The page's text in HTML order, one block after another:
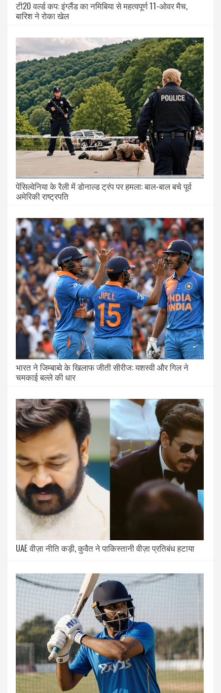
टी20 वर्ल्ड कप: इंग्लैंड का नमिबिया से महत्वपूर्ण 11-ओवर मैच,
बारिश ने रोका खेल
पेंसिल्वेनिया के रैली में डोनाल्ड ट्रंप पर हमला: बाल-बाल बचे पूर्व
अमेरिकी राष्ट्रपति
भारत ने जिम्बाब्वे के खिलाफ जीती सीरीज: यशस्वी और गिल ने
चमकाई बल्ले की धार
UAE वीज़ा नीति कड़ी, कुवैत ने पाकिस्तानी वीज़ा प्रतिबंध हटाया